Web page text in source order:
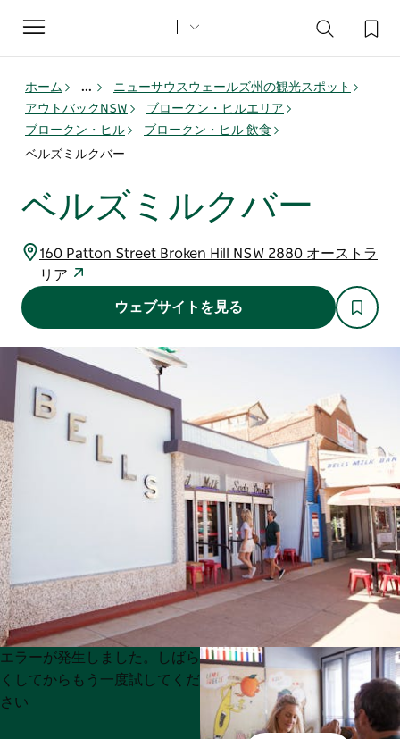
Toggle
navigation
ホーム ...
ニューサウスウェールズ州の観光スポット
アウトバックNSW
ブロークン・ヒルエリア
ブロークン・ヒル
ブロークン・ヒル 飲食
ベルズミルクバー
ベルズミルクバー
160 Patton Street Broken Hill NSW 2880 オーストラ
リア
ウェブサイトを見る
Product
List
Product
List
エラーが発生しました。しばら
くしてからもう一度試してくだ
さい